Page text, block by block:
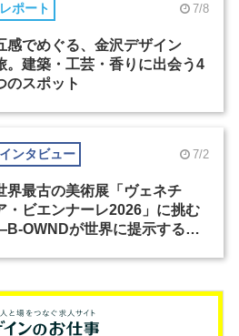
レポート 7/8
感でめぐる、金沢デザイン
。建築・工芸・香りに出会う4
のスポット
インタビュー 7/2
界最古の美術展「ヴェネチ
・ビエンナーレ2026」に挑む
OWNDが世界に提示する美